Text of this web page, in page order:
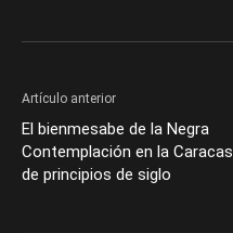
Artículo anterior
El bienmesabe de la Negra
Contemplación en la Caracas
de principios de siglo